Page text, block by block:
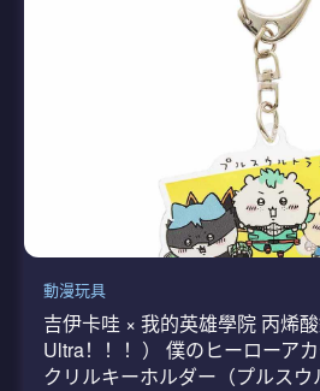
動漫玩具
吉伊卡哇 × 我的英雄學院 丙烯
Ultra！！！） 僕のヒーローア
クリルキーホルダー（プルスウ